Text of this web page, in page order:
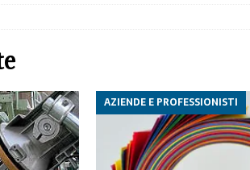
]
]
Fabio Di Venosa: “L’infedeltà aziendale è in
2026 ] Il potere oggi è nel codice: SpaceX vola in
AZIENDE E PROFESSIONISTI